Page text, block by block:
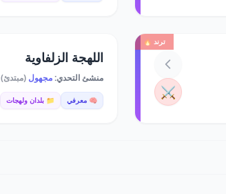
ترند 🔥
⚔️
اللهجة الزلفاوية
منشئ التحدي:مجهول (مبتدئ)
🧠 معرفي 📁 بلدان ولهجات